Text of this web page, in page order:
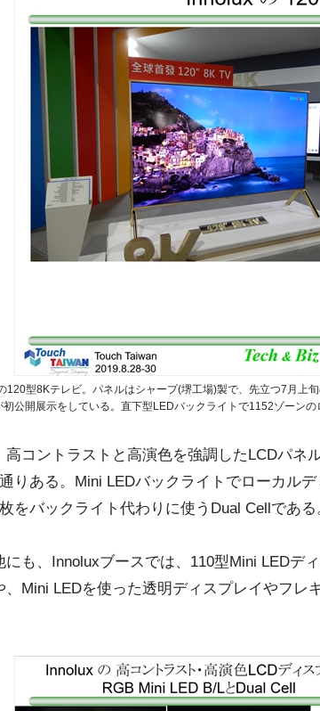
120型8Kテレビ。パネルはシャープ(堺工場)製で、先立つ7月上
初公開展示をしている。直下型LEDバックライトで1152ゾーン
高コントラストと高演色を強調したLCDパネ
りある。Mini LEDバックライトでローカル
をバックライト代わりに使うDual Cellである
にも、Innoluxブースでは、110型Mini LEDデ
、Mini LEDを使った透明ディスプレイやフレ